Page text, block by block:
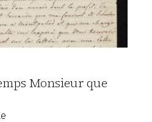
Monsieur que